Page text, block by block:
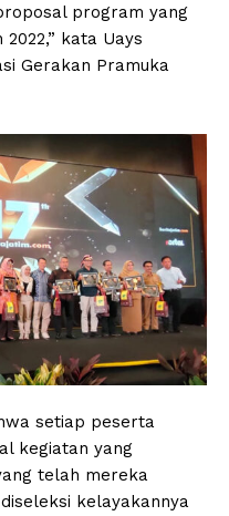
program yang
kata Uays
Gerakan Pramuka
setiap peserta
kegiatan yang
telah mereka
kelayakannya